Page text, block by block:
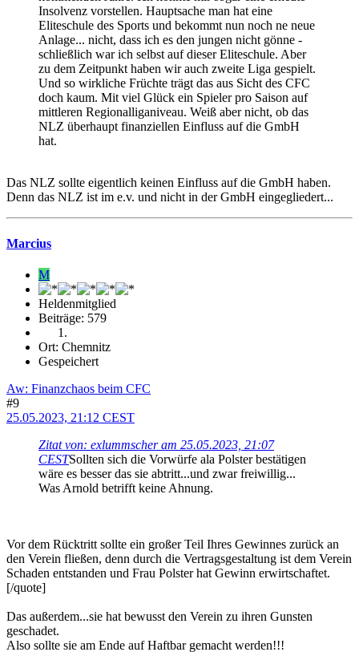
Insolvenz vorstellen. Hauptsache man hat eine
Eliteschule des Sports und bekommt nun noch ne neue
Anlage... nicht, dass ich es den jungen nicht gönne -
schließlich war ich selbst auf dieser Eliteschule. Aber
zu dem Zeitpunkt haben wir auch zweite Liga gespielt.
Und so wirkliche Früchte trägt das aus Sicht des CFC
doch kaum. Mit viel Glück ein Spieler pro Saison auf
mittleren Regionalliganiveau. Weiß aber nicht, ob das
NLZ überhaupt finanziellen Einfluss auf die GmbH
hat.
Das NLZ sollte eigentlich keinen Einfluss auf die GmbH haben.
Denn das NLZ ist im e.v. und nicht in der GmbH eingegliedert...
Marcius
M
Heldenmitglied
Beiträge: 579
Ort: Chemnitz
Gespeichert
Aw: Finanzchaos beim CFC
#9
25.05.2023, 21:12 CEST
Zitat von: exlummscher am 25.05.2023, 21:07
CESTSollten sich die Vorwürfe ala Polster bestätigen
wäre es besser das sie abtritt...und zwar freiwillig...
Was Arnold betrifft keine Ahnung.
Vor dem Rücktritt sollte ein großer Teil Ihres Gewinnes zurück an
den Verein fließen, denn durch die Vertragsgestaltung ist dem Verein
Schaden entstanden und Frau Polster hat Gewinn erwirtschaftet.
[/quote]
Das außerdem...sie hat bewusst den Verein zu ihren Gunsten
geschadet.
Also sollte sie am Ende auf Haftbar gemacht werden!!!